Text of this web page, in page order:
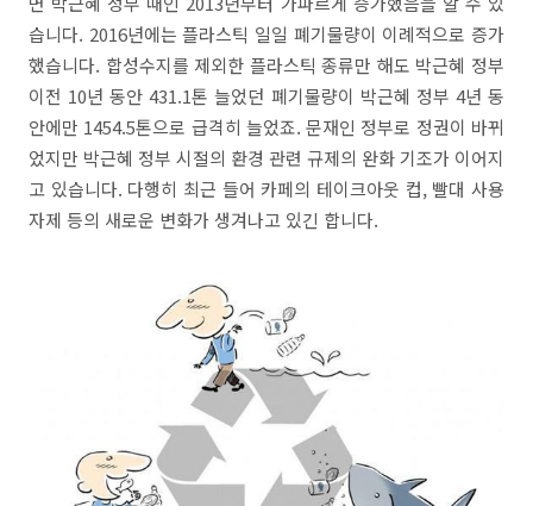
습니다. 2016년에는 플라스틱 일일 폐기물량이 이례적으로 증가
했습니다. 합성수지를 제외한 플라스틱 종류만 해도 박근혜 정부
이전 10년 동안 431.1톤 늘었던 폐기물량이 박근혜 정부 4년 동
안에만 1454.5톤으로 급격히 늘었죠. 문재인 정부로 정권이 바뀌
었지만 박근혜 정부 시절의 환경 관련 규제의 완화 기조가 이어지
고 있습니다. 다행히 최근 들어 카페의 테이크아웃 컵, 빨대 사용
자제 등의 새로운 변화가 생겨나고 있긴 합니다.